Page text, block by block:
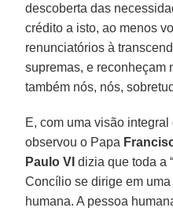
descoberta das
crédito a isto, ao menos
renunciatórios à
supremas, e reconheçam
também nós, nós,
E, com uma visão
observou o Papa
Paulo VI dizia que toda a
Concílio se dirige em
humana. A pessoa